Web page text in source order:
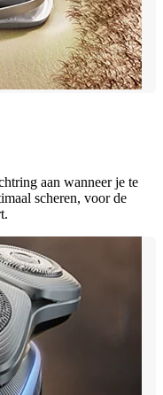
aan wanneer je te
scheren, voor de